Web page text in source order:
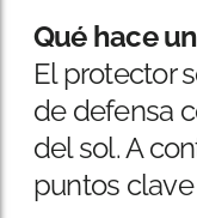
Qué hace
El protector
de defensa
del sol. A
puntos